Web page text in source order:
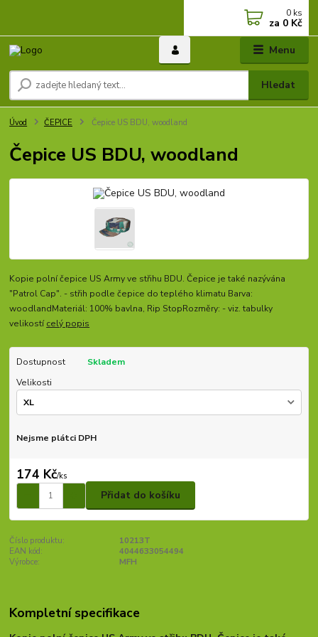
Menu
Hledat
0 ks
za 0 Kč
Úvod ČEPICE Čepice US BDU, woodland
Čepice US BDU, woodland
Kopie polní čepice US Army ve střihu BDU. Čepice je také nazývána
"Patrol Cap". - střih podle čepice do teplého klimatu Barva:
woodlandMateriál: 100% bavlna, Rip StopRozměry: - viz. tabulky
velikostícelý popis
Dostupnost
Skladem
Velikosti
Nejsme plátci DPH
174 Kč/ks
Přidat do košíku
Číslo produktu:
10213T
EAN kód:
4044633054494
Výrobce:
MFH
Kompletní specifikace